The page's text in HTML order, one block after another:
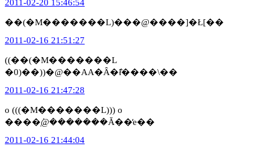
2011-02-20 15:46:54
��(�M�������L)���@����]�Ł[��
2011-02-16 21:51:27
((��(�M�������L
�0)��))�@��AA�Ȃ�ł͂̔����\��
2011-02-16 21:47:28
o (((�M�������L))) o
����ְ݁@�������Ă��̒e��
2011-02-16 21:44:04